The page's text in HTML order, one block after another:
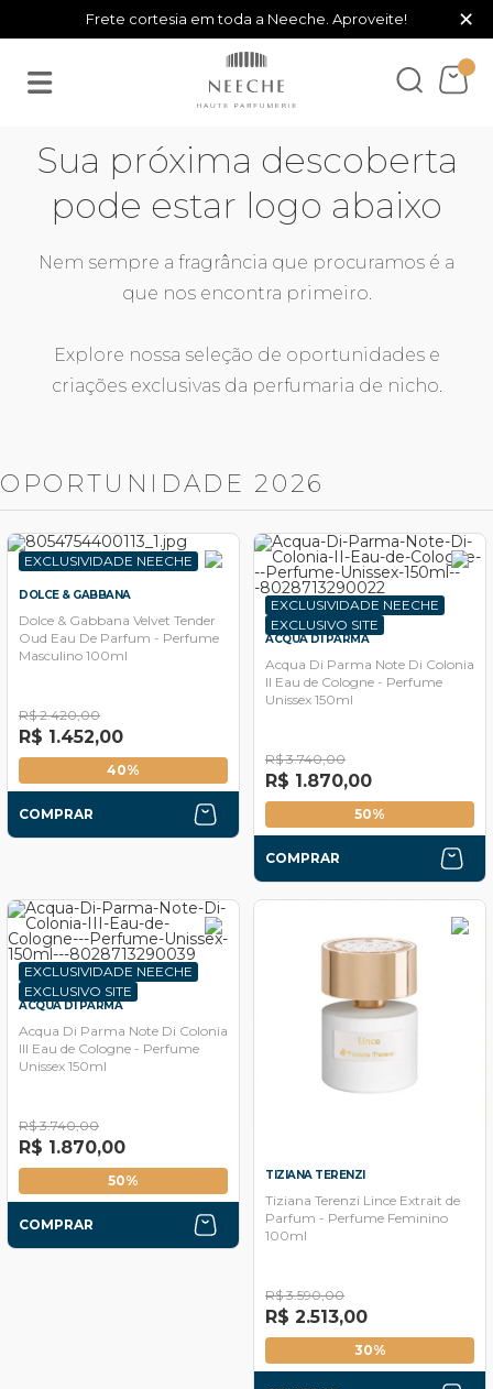
Frete cortesia em toda a Neeche. Aproveite! ×
Sua próxima descoberta
pode estar logo abaixo
Nem sempre a fragrância que procuramos é a
que nos encontra primeiro.
Explore nossa seleção de oportunidades e
criações exclusivas da perfumaria de nicho.
OPORTUNIDADE 2026
EXCLUSIVIDADE NEECHE
DOLCE & GABBANA
Dolce & Gabbana Velvet Tender
Oud Eau De Parfum - Perfume
Masculino 100ml
R$ 2.420,00
R$ 1.452,00
40%
COMPRAR
EXCLUSIVIDADE NEECHE
EXCLUSIVO SITE
ACQUA DI PARMA
Acqua Di Parma Note Di Colonia
II Eau de Cologne - Perfume
Unissex 150ml
R$ 3.740,00
R$ 1.870,00
50%
COMPRAR
EXCLUSIVIDADE NEECHE
EXCLUSIVO SITE
ACQUA DI PARMA
Acqua Di Parma Note Di Colonia
III Eau de Cologne - Perfume
Unissex 150ml
R$ 3.740,00
R$ 1.870,00
50%
COMPRAR
TIZIANA TERENZI
Tiziana Terenzi Lince Extrait de
Parfum - Perfume Feminino
100ml
R$ 3.590,00
R$ 2.513,00
30%